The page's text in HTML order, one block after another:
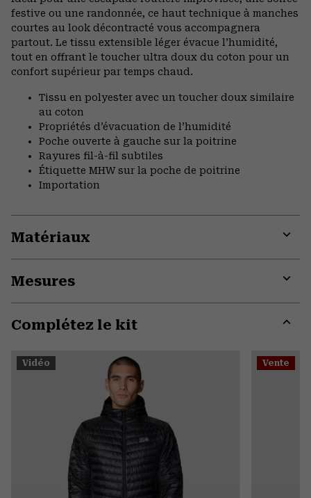
festive ou une randonnée, ce haut technique à manches
courtes au look décontracté vous accompagnera
partout. Le tissu extensible léger évacue l’humidité,
tout en offrant le toucher ultra doux du coton pour un
confort supérieur par temps chaud.
Tissu en polyester avec un toucher doux similaire
au coton
Propriétés d’évacuation de l’humidité
Poche ouverte à gauche sur la poitrine
Rayures fil-à-fil subtiles
Étiquette MHW sur la poche de poitrine
Importation
Matériaux
Mesures
Complétez le kit
Vidéo Vente